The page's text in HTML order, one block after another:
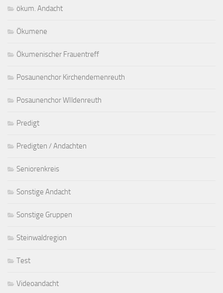
ökum. Andacht
Ökumene
Ökumenischer Frauentreff
Posaunenchor Kirchendemenreuth
Posaunenchor WIldenreuth
Predigt
Predigten / Andachten
Seniorenkreis
Sonstige Andacht
Sonstige Gruppen
Steinwaldregion
Test
Videoandacht